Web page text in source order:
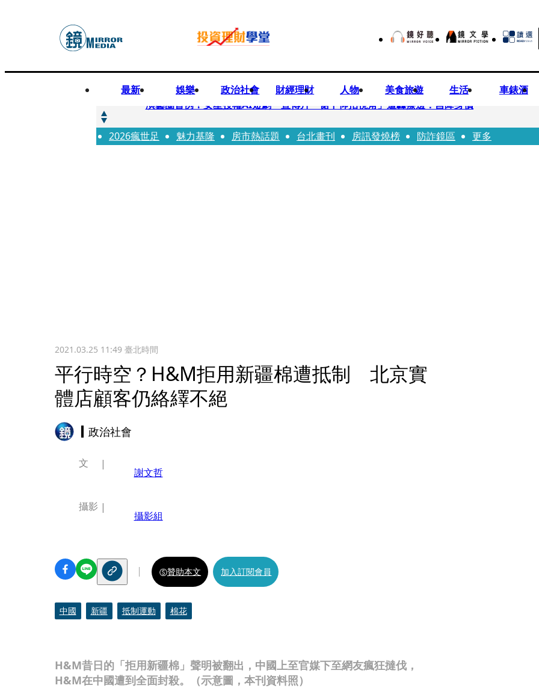
最新 娛樂 政治社會 財經理財 人物 美食旅遊 生活 車錶酒
快訊
演藝圈首例！女星授權AI短劇 宣傳片「裙下仰拍視角」遭轟擦邊：自降身價
快訊
全球提升電氣化 台達電鄭平看好微電網推一站式方案
2026瘋世足 魅力基隆 房市熱話題 台北畫刊 房訊發燒榜 防詐鏡區 更多
2021.03.25 11:49臺北時間
平行時空？H&M拒用新疆棉遭抵制 北京實
體店顧客仍絡繹不絕
政治社會
H&M昔日的「拒用新疆棉」聲明被翻出，中國上至官媒下至網友瘋狂撻伐，
H&M在中國遭到全面封殺。（示意圖，本刊資料照）
文
謝文哲
攝影
攝影組
贊助本文 加入訂閱會員
中國 新疆 抵制運動 棉花